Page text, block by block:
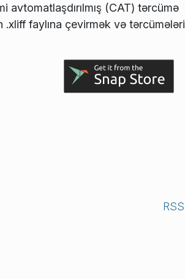
avtomatlaşdırılmış (CAT) tərcümə
faylına çevirmək və tərcümələri
RSS